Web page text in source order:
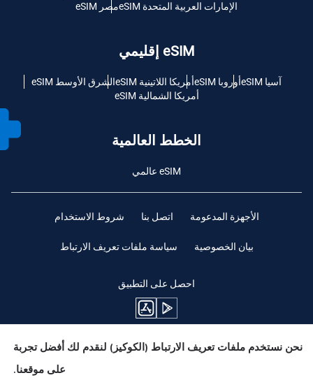
الإمارات العربية المتحدة eSIM
مصر eSIM
eSIM إقليمي
آسيا eSIM أوروبا eSIM أمريكا اللاتينية eSIM
الشرق الأوسط eSIM
أمريكا الشمالية eSIM
الخطط العالمية
eSIM عالمي
الأجهزة المدعومة اتصل بنا شروط الاستخدام
بيان الخصوصية سياسة ملفات تعريف الارتباط
احصل على التطبيق
ابقوا متابعين
نحن نستخدم ملفات تعريف الارتباط (الكوكيز) لنقدم لك أفضل تجربة
على موقعنا.